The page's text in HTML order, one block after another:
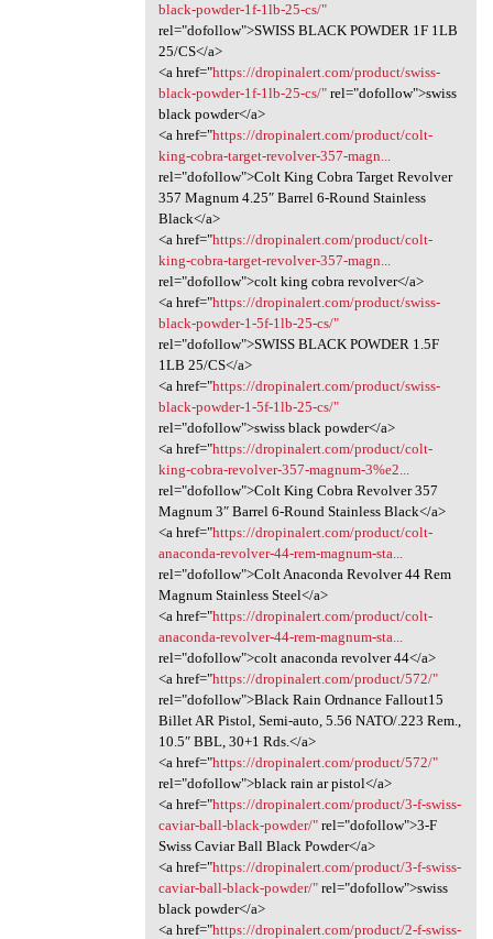
black-powder-1f-1lb-25-cs/"
rel="dofollow">SWISS BLACK POWDER 1F 1LB
25/CS</a>
<a href="https://dropinalert.com/product/swiss-
black-powder-1f-1lb-25-cs/"rel="dofollow">swiss
black powder</a>
<a href="https://dropinalert.com/product/colt-
king-cobra-target-revolver-357-magn...
rel="dofollow">Colt King Cobra Target Revolver
357 Magnum 4.25″ Barrel 6-Round Stainless
Black</a>
<a href="https://dropinalert.com/product/colt-
king-cobra-target-revolver-357-magn...
rel="dofollow">colt king cobra revolver</a>
<a href="https://dropinalert.com/product/swiss-
black-powder-1-5f-1lb-25-cs/"
rel="dofollow">SWISS BLACK POWDER 1.5F
1LB 25/CS</a>
<a href="https://dropinalert.com/product/swiss-
black-powder-1-5f-1lb-25-cs/"
rel="dofollow">swiss black powder</a>
<a href="https://dropinalert.com/product/colt-
king-cobra-revolver-357-magnum-3%e2...
rel="dofollow">Colt King Cobra Revolver 357
Magnum 3″ Barrel 6-Round Stainless Black</a>
<a href="https://dropinalert.com/product/colt-
anaconda-revolver-44-rem-magnum-sta...
rel="dofollow">Colt Anaconda Revolver 44 Rem
Magnum Stainless Steel</a>
<a href="https://dropinalert.com/product/colt-
anaconda-revolver-44-rem-magnum-sta...
rel="dofollow">colt anaconda revolver 44</a>
<a href="https://dropinalert.com/product/572/"
rel="dofollow">Black Rain Ordnance Fallout15
Billet AR Pistol, Semi-auto, 5.56 NATO/.223 Rem.,
10.5″ BBL, 30+1 Rds.</a>
<a href="https://dropinalert.com/product/572/"
rel="dofollow">black rain ar pistol</a>
<a href="https://dropinalert.com/product/3-f-swiss-
caviar-ball-black-powder/"rel="dofollow">3-F
Swiss Caviar Ball Black Powder</a>
<a href="https://dropinalert.com/product/3-f-swiss-
caviar-ball-black-powder/"rel="dofollow">swiss
black powder</a>
<a href="https://dropinalert.com/product/2-f-swiss-